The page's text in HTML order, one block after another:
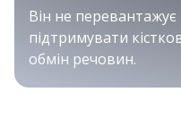
Він не
підтримувати
обмін речовин.